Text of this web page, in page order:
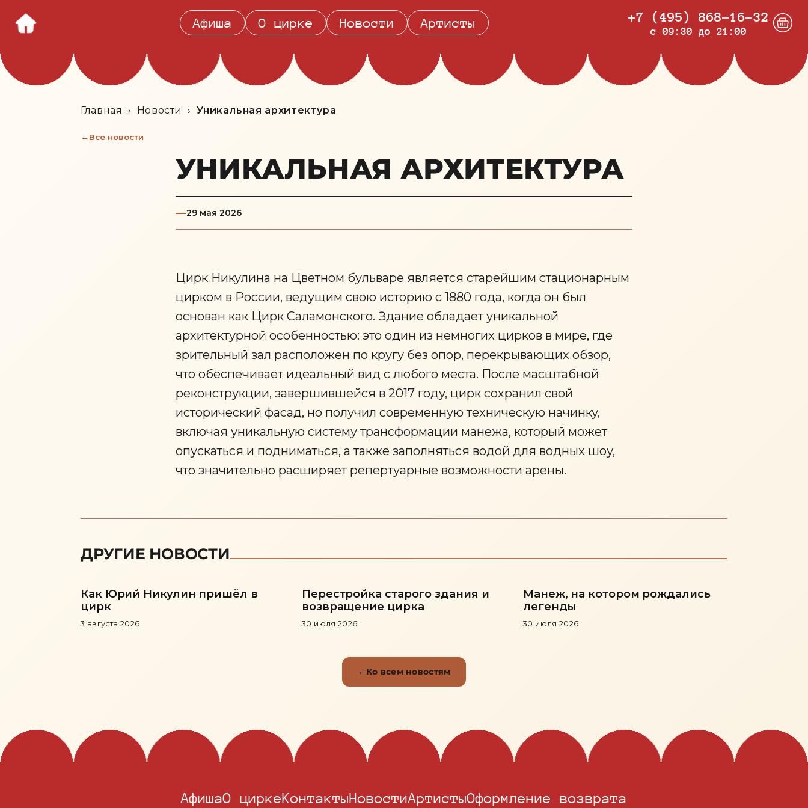
Афиша О цирке Новости Артисты +7 (495) 868-16-32
c 09:30 до 21:00
Главная › Новости ›Уникальная архитектура
Все новости
УНИКАЛЬНАЯ АРХИТЕКТУРА
29 мая 2026
Цирк Никулина на Цветном бульваре является старейшим стационарным
цирком в России, ведущим свою историю с 1880 года, когда он был
основан как Цирк Саламонского. Здание обладает уникальной
архитектурной особенностью: это один из немногих цирков в мире, где
зрительный зал расположен по кругу без опор, перекрывающих обзор,
что обеспечивает идеальный вид с любого места. После масштабной
реконструкции, завершившейся в 2017 году, цирк сохранил свой
исторический фасад, но получил современную техническую начинку,
включая уникальную систему трансформации манежа, который может
опускаться и подниматься, а также заполняться водой для водных шоу,
что значительно расширяет репертуарные возможности арены.
ДРУГИЕ НОВОСТИ
Как Юрий Никулин пришёл в
цирк
3 августа 2026
Перестройка старого здания и
возвращение цирка
30 июля 2026
Манеж, на котором рождались
легенды
30 июля 2026
Ко всем новостям
АфишаО циркеКонтактыНовостиАртистыОформление возврата